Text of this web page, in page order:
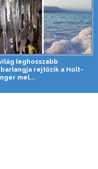
leghosszabb
rejtőzik a Holt-
mel...